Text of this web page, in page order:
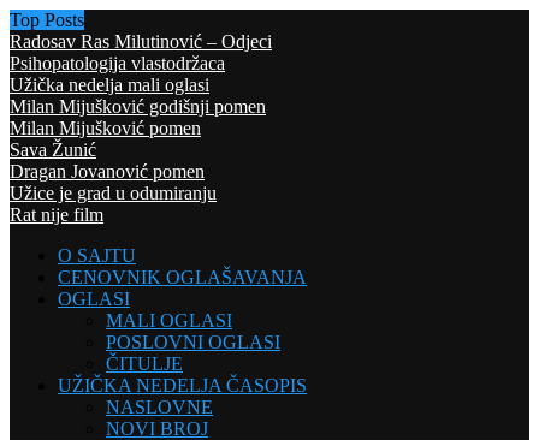
Top Posts
Radosav Ras Milutinović – Odjeci
Psihopatologija vlastodržaca
Užička nedelja mali oglasi
Milan Mijušković godišnji pomen
Milan Mijušković pomen
Sava Žunić
Dragan Jovanović pomen
Užice je grad u odumiranju
Rat nije film
O SAJTU
CENOVNIK OGLAŠAVANJA
OGLASI
MALI OGLASI
POSLOVNI OGLASI
ČITULJE
UŽIČKA NEDELJA ČASOPIS
NASLOVNE
NOVI BROJ